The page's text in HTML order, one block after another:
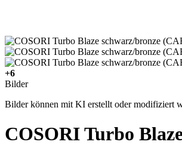
+6
Bilder
Bilder können mit KI erstellt oder modifiziert
COSORI Turbo